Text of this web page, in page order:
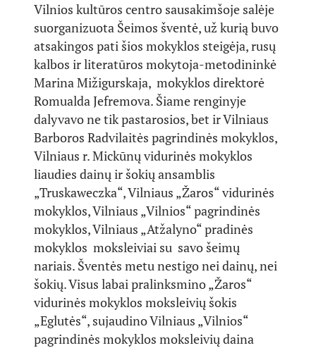
Vilnios kultūros centro sausakimšoje salėje
suorganizuota Šeimos šventė, už kurią buvo
atsakingos pati šios mokyklos steigėja, rusų
kalbos ir literatūros mokytoja-metodininkė
Marina Mižigurskaja, mokyklos direktorė
Romualda Jefremova. Šiame renginyje
dalyvavo ne tik pastarosios, bet ir Vilniaus
Barboros Radvilaitės pagrindinės mokyklos,
Vilniaus r. Mickūnų vidurinės mokyklos
liaudies dainų ir šokių ansamblis
„Truskaweczka“, Vilniaus „Žaros“ vidurinės
mokyklos, Vilniaus „Vilnios“ pagrindinės
mokyklos, Vilniaus „Atžalyno“ pradinės
mokyklos moksleiviai su savo šeimų
nariais. Šventės metu nestigo nei dainų, nei
šokių. Visus labai pralinksmino „Žaros“
vidurinės mokyklos moksleivių šokis
„Eglutės“, sujaudino Vilniaus „Vilnios“
pagrindinės mokyklos moksleivių daina